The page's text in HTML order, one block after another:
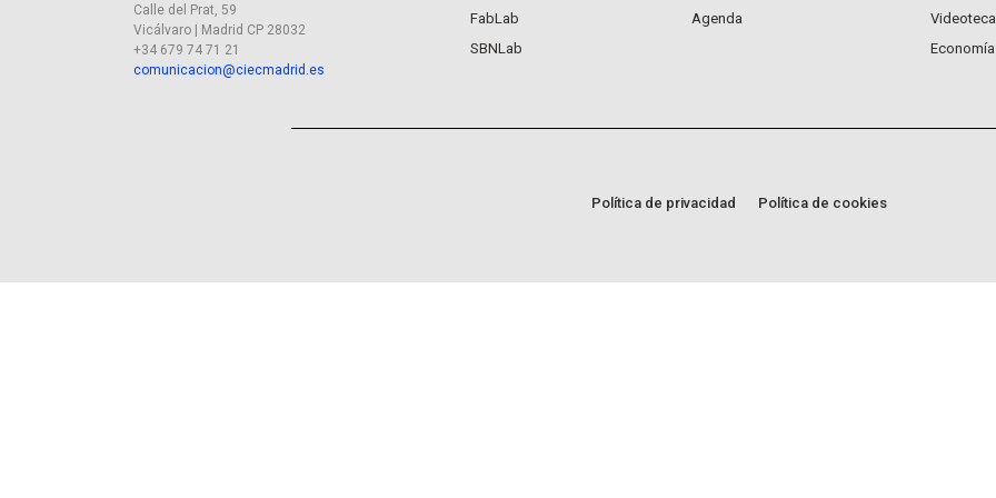
Calle del Prat, 59
Vicálvaro | Madrid CP 28032
+34 679 74 71 21
comunicacion@ciecmadrid.es
FabLab
SBNLab
Agenda
Videoteca
Política de privacidad Política de cookies